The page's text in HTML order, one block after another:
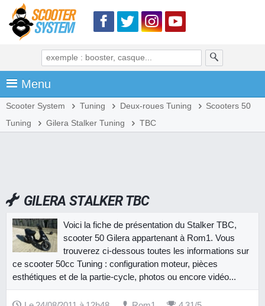
Menu
Scooter System Tuning Deux-roues Tuning
Scooters 50
Tuning
Gilera Stalker Tuning TBC
GILERA STALKER TBC
Voici la fiche de présentation du Stalker TBC,
scooter 50 Gilera appartenant à Rom1. Vous
trouverez ci-dessous toutes les informations sur
ce scooter 50cc Tuning : configuration moteur, pièces
esthétiques et de la partie-cycle, photos ou encore vidéo...